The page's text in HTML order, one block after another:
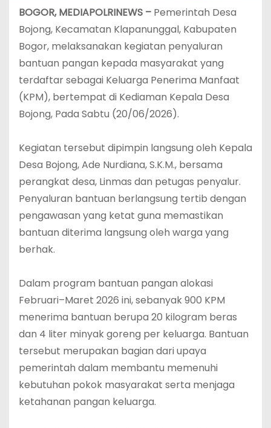
BOGOR, MEDIAPOLRINEWS – Pemerintah Desa
Bojong, Kecamatan Klapanunggal, Kabupaten
Bogor, melaksanakan kegiatan penyaluran
bantuan pangan kepada masyarakat yang
terdaftar sebagai Keluarga Penerima Manfaat
(KPM), bertempat di Kediaman Kepala Desa
Bojong, Pada Sabtu (20/06/2026).
‎Kegiatan tersebut dipimpin langsung oleh Kepala
Desa Bojong, Ade Nurdiana, S.K.M., bersama
perangkat desa, Linmas dan petugas penyalur.
Penyaluran bantuan berlangsung tertib dengan
pengawasan yang ketat guna memastikan
bantuan diterima langsung oleh warga yang
berhak.
‎Dalam program bantuan pangan alokasi
Februari–Maret 2026 ini, sebanyak 900 KPM
menerima bantuan berupa 20 kilogram beras
dan 4 liter minyak goreng per keluarga. Bantuan
tersebut merupakan bagian dari upaya
pemerintah dalam membantu memenuhi
kebutuhan pokok masyarakat serta menjaga
ketahanan pangan keluarga.